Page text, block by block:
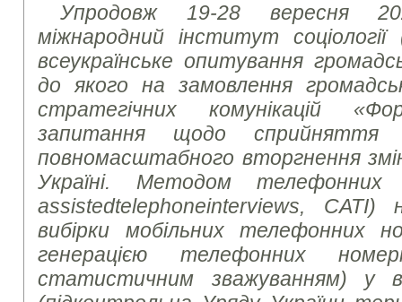
Упродовж 19-28 вересня
міжнародний інститут
всеукраїнське опитування
до якого на замовлення
стратегічних комунікацій
запитання щодо
повномасштабного вторгнення
Україні. Методом телефонних
assistedtelephoneinterviews, CATI)
вибірки мобільних телефонних
генерацією телефонних
статистичним зважуванням) у